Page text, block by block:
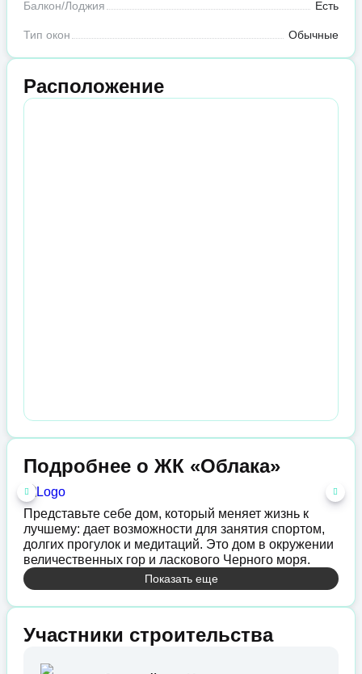
Балкон/Лоджия Есть
Тип окон Обычные
Расположение
Подробнее о ЖК «Облака»
Представьте себе дом, который меняет жизнь к
лучшему: дает возможности для занятия спортом,
долгих прогулок и медитаций. Это дом в окружении
величественных гор и ласкового Черного моря.
Показать еще
Участники строительства